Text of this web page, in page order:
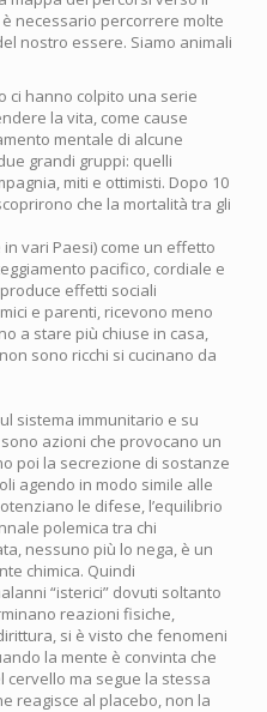
necessario percorrere molte
nostro essere. Siamo animali
ci hanno colpito una serie
la vita, come cause
mentale di alcune
grandi gruppi: quelli
miti e ottimisti. Dopo 10
che la mortalità tra gli
vari Paesi) come un effetto
pacifico, cordiale e
effetti sociali
e parenti, ricevono meno
a stare più chiuse in casa,
sono ricchi si cucinano da
sistema immunitario e su
azioni che provocano un
poi la secrezione di sostanze
agendo in modo simile alle
le difese, l’equilibrio
polemica tra chi
nessuno più lo nega, è un
chimica. Quindi
“isterici” dovuti soltanto
reazioni fisiche,
si è visto che fenomeni
la mente è convinta che
ma segue la stessa
reagisce al placebo, non la